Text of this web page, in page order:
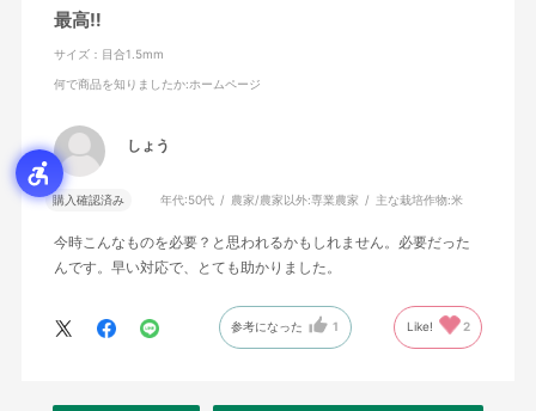
最高‼️
サイズ：目合1.5mm
何で商品を知りましたか:ホームページ
しょう
購入確認済み 年代:50代 農家/農家以外:専業農家 主な栽培作物:米
今時こんなものを必要？と思われるかもしれません。必要だった
んです。早い対応で、とても助かりました。
参考になった 1 Like! 2